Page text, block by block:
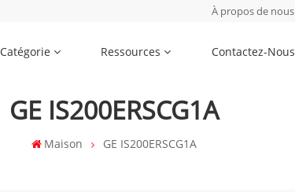
À propos de nous
Catégorie Ressources Contactez-Nous
GE IS200ERSCG1A
Maison GE IS200ERSCG1A